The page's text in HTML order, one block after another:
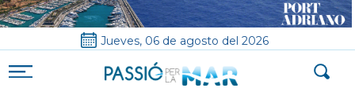
Jueves, 06 de agosto del 2026